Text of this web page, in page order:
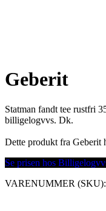
Geberit
Statman fandt tee rustfri
billigelogvvs. Dk.
Dette produkt fra Geberit
Se prisen hos
VARENUMMER (SKU):